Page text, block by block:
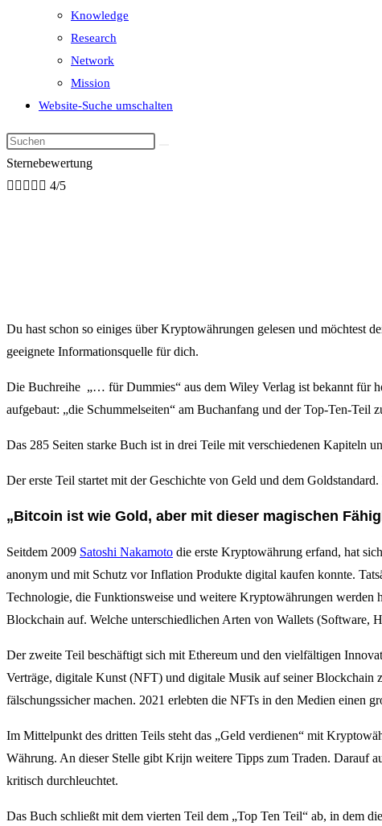
Knowledge
Research
Network
Mission
Website-Suche umschalten
Sternebewertung
     4/5
Du hast schon so einiges über Kryptowährungen gelesen und möchtest
geeignete Informationsquelle für dich.
Die Buchreihe „… für Dummies“ aus dem Wiley Verlag ist bekannt für
aufgebaut: „die Schummelseiten“ am Buchanfang und der Top-Ten-
Das 285 Seiten starke Buch ist in drei Teile mit verschiedenen Kapiteln
Der erste Teil startet mit der Geschichte von Geld und dem
„Bitcoin ist wie Gold, aber mit dieser magischen
Seitdem 2009 Satoshi Nakamoto die erste Kryptowährung erfand, hat
anonym und mit Schutz vor Inflation Produkte digital kaufen konnte.
Technologie, die Funktionsweise und weitere Kryptowährungen werden
Blockchain auf. Welche unterschiedlichen Arten von Wallets (Software,
Der zweite Teil beschäftigt sich mit Ethereum und den vielfältigen
Verträge, digitale Kunst (NFT) und digitale Musik auf seiner Blockchain
fälschungssicher machen. 2021 erlebten die NFTs in den Medien einen
Im Mittelpunkt des dritten Teils steht das „Geld verdienen“ mit
Währung. An dieser Stelle gibt Krijn weitere Tipps zum Traden. Darauf
kritisch durchleuchtet.
Das Buch schließt mit dem vierten Teil dem „Top Ten Teil“ ab, in dem